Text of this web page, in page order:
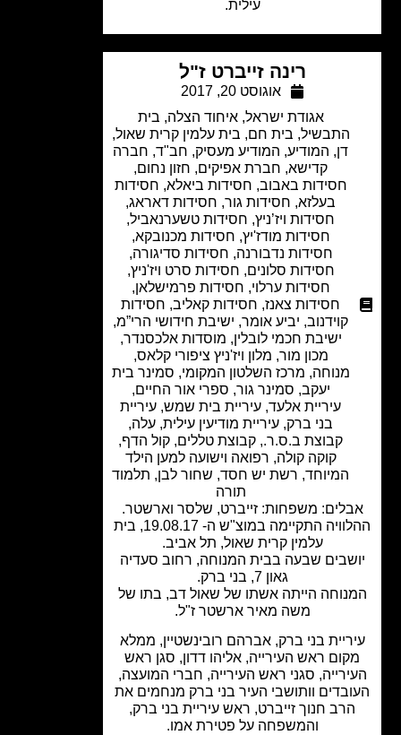
רינה זייברט ז"ל
אוגוסט 20, 2017
אגודת ישראל, איחוד הצלה,בית
התבשיל,בית חם ,בית עלמין קרית שאול,
המודיע,המודיע מעסיק, חב"ד,חברה
חברת אפיקים,חזון נחום,
חסידות באבוב, חסידות ביאלא, חסידות
חסידות גור,חסידות דאראג,
חסידות ויז’ניץ,חסידות טשערנאביל,
חסידות מודז'יץ, חסידות מכנובקא,
חסידות נדבורנה,חסידות סדיגורה,
חסידות סלונים, חסידות סרט ויז'ניץ,
חסידות ערלוי,חסידות פרמישלאן,
חסידות צאנז,חסידות קאליב, חסידות
,יביע אומר,ישיבת חידושי הרי”מ,
ישיבת חכמי לובלין,מוסדות אלכסנדר,
מכון מור,מלון ויז'ניץ ציפורי קלאס,
מרכז השלטון המקומי ,סמינר בית
סמינר גור,ספרי אור החיים,
עיריית אלעד,עיריית בית שמש,עיריית
,עיריית מודיעין עילית,עלה,
קבוצת ב.ס.ר., קבוצת טללים, קול הדף,
קוקה קולה,רפואה וישועה למען הילד
,רשת יש חסד ,שחור לבן,תלמוד
משפחות: זייברט, שלסר וארשטר.
ההלוויה התקיימה במוצ"ש ה- 19.08.17, בית
עלמין קרית שאול, תל אביב.
שבעה בבית המנוחה, רחוב סעדיה
הייתה אשתו של שאול דב, בתו של
משה מאיר ארשטר ז"ל.
בני ברק, אברהם רובינשטיין, ממלא
ראש העירייה, אליהו דדון, סגן ראש
סגני ראש העירייה, חברי המועצה,
וותושבי העיר בני ברק מנחמים את
חנוך זייברט, ראש עיריית בני ברק,
והמשפחה על פטירת אמו.